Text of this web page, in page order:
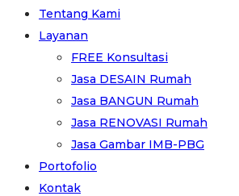
Tentang Kami
Layanan
FREE Konsultasi
Jasa DESAIN Rumah
Jasa BANGUN Rumah
Jasa RENOVASI Rumah
Jasa Gambar IMB-PBG
Portofolio
Kontak